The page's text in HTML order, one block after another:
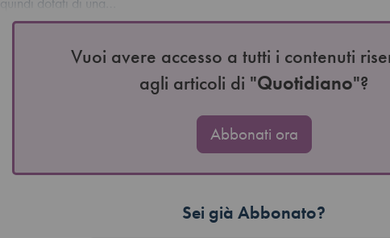
Vuoi avere accesso a tutti i contenuti
agli articoli di "Quotidiano"?
Abbonati ora
Sei già Abbonato?